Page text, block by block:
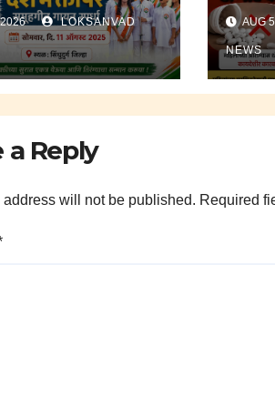
परब व भाजपा
देशभक्तीपर समूहगीत
११ ऑगस्ट रोजी.
LOKSANVAD AUG
NEWS
a Reply
address will not be published. Required